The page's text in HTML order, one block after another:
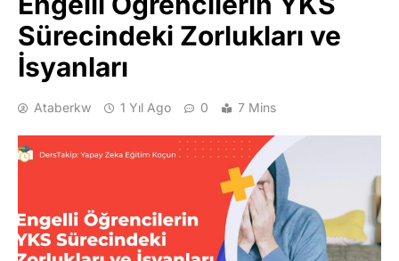
Sürecindeki Zorlukları ve
İsyanları
Ataberkw 1 Yıl Ago 0 7 Mins